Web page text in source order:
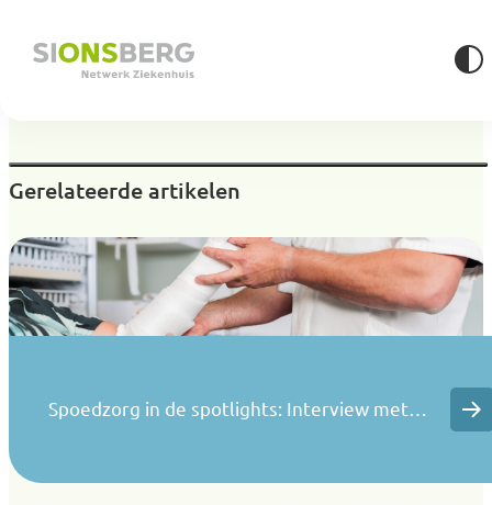
Gerelateerde artikelen
Spoedzorg in de spotlights: Interview met…